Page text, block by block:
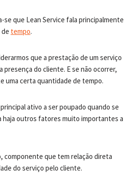
se que Lean Service fala principalmente
tempo.
que a prestação de um serviço
presença do cliente. E se não ocorrer,
uma certa quantidade de tempo.
ativo a ser poupado quando se
haja outros fatores muito importantes a
componente que tem relação direta
do serviço pelo cliente.